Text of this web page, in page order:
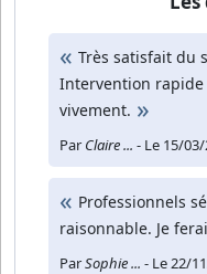
Très satisfait du
Intervention rapide
vivement.
Par Claire ... - Le 15/
Professionnels
raisonnable. Je
ParSophie ... - Le 22/